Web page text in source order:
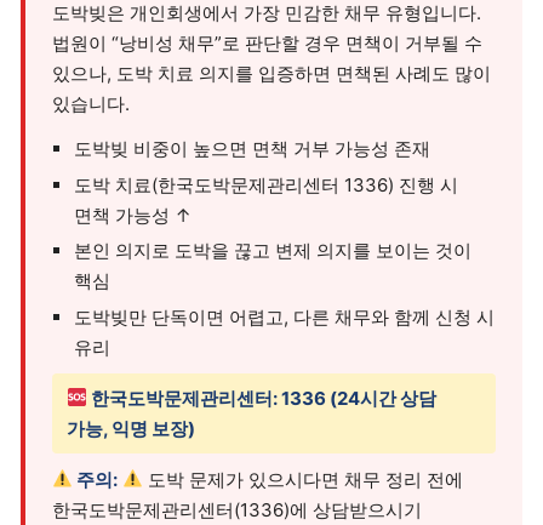
도박빚은 개인회생에서 가장 민감한 채무 유형입니다.
법원이 “낭비성 채무”로 판단할 경우 면책이 거부될 수
있으나, 도박 치료 의지를 입증하면 면책된 사례도 많이
있습니다.
도박빚 비중이 높으면 면책 거부 가능성 존재
도박 치료(한국도박문제관리센터 1336) 진행 시
면책 가능성 ↑
본인 의지로 도박을 끊고 변제 의지를 보이는 것이
핵심
도박빚만 단독이면 어렵고, 다른 채무와 함께 신청 시
유리
한국도박문제관리센터: 1336 (24시간 상담
가능, 익명 보장)
주의:
도박 문제가 있으시다면 채무 정리 전에
한국도박문제관리센터(1336)에 상담받으시기